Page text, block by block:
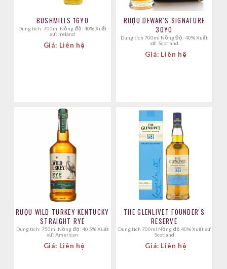
BUSHMILLS 16YO
Dung tích: 700ml Nồng độ: 40% Xuất
xứ: Ireland
Giá: Liên hệ
RƯỢU DEWAR'S SIGNATURE
30YO
Dung tích 700ml Nồng Độ: 40% Xuất
xứ: Scotland
Giá: Liên hệ
RƯỢU WILD TURKEY KENTUCKY
STRAIGHT RYE
Dung tích: 750ml Nồng độ: 40.5% Xuất
xứ: American
Giá: Liên hệ
THE GLENLIVET FOUNDER'S
RESERVE
Dung tích 700ml Nồng độ 40% Xuất xứ
Scotland
Giá: Liên hệ